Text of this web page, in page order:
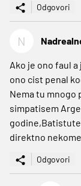
Odgovori
N
Ako je ono faul
ono cist penal
Nema tu mnogo
simpatisem
direktno
Odgovori